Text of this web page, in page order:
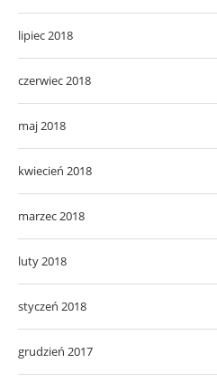
lipiec 2018
czerwiec 2018
maj 2018
kwiecień 2018
marzec 2018
luty 2018
styczeń 2018
grudzień 2017